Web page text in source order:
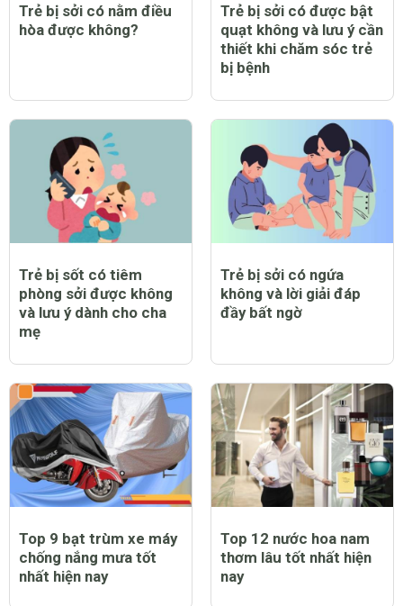
Trẻ bị sởi có nằm điều
hòa được không?
Trẻ bị sởi có được bật
quạt không và lưu ý cần
thiết khi chăm sóc trẻ
bị bệnh
Trẻ bị sốt có tiêm
phòng sởi được không
và lưu ý dành cho cha
mẹ
Trẻ bị sởi có ngứa
không và lời giải đáp
đầy bất ngờ
Top 9 bạt trùm xe máy
chống nắng mưa tốt
nhất hiện nay
Top 12 nước hoa nam
thơm lâu tốt nhất hiện
nay